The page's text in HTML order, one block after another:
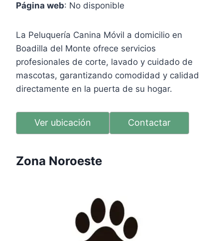
Página web: No disponible
La Peluquería Canina Móvil a domicilio en
Boadilla del Monte ofrece servicios
profesionales de corte, lavado y cuidado de
mascotas, garantizando comodidad y calidad
directamente en la puerta de su hogar.
Ver ubicación Contactar
Zona Noroeste